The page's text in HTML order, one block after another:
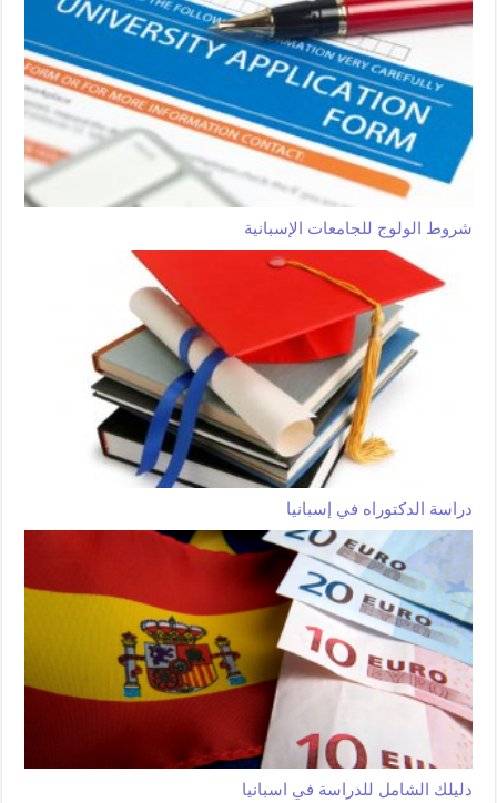
شروط الولوج للجامعات الإسبانية
دراسة الدكتوراه في إسبانيا
دليلك الشامل للدراسة في اسبانيا